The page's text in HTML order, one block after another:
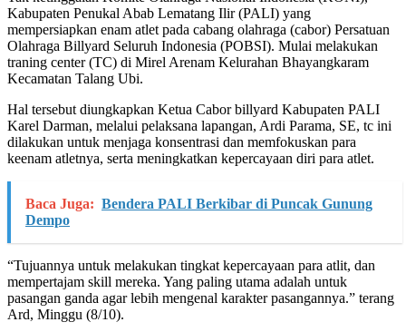
Kabupaten Penukal Abab Lematang Ilir (PALI) yang
mempersiapkan enam atlet pada cabang olahraga (cabor) Persatuan
Olahraga Billyard Seluruh Indonesia (POBSI). Mulai melakukan
traning center (TC) di Mirel Arenam Kelurahan Bhayangkaram
Kecamatan Talang Ubi.
Hal tersebut diungkapkan Ketua Cabor billyard Kabupaten PALI
Karel Darman, melalui pelaksana lapangan, Ardi Parama, SE, tc ini
dilakukan untuk menjaga konsentrasi dan memfokuskan para
keenam atletnya, serta meningkatkan kepercayaan diri para atlet.
Baca Juga: Bendera PALI Berkibar di Puncak Gunung
Dempo
“Tujuannya untuk melakukan tingkat kepercayaan para atlit, dan
mempertajam skill mereka. Yang paling utama adalah untuk
pasangan ganda agar lebih mengenal karakter pasangannya.” terang
Ard, Minggu (8/10).